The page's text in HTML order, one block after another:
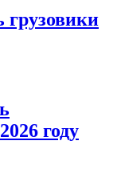
грузовики
году